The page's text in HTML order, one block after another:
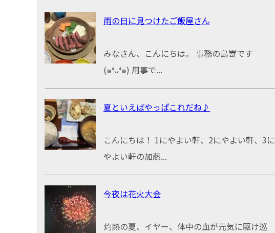
雨の日に見つけたご飯屋さん
みなさん、こんにちは。 事務の島嵜です
(๑❛ᴗ❛๑) 用事で...
夏といえばやっぱこれだね♪
こんにちは！ 1にやよい軒、2にやよい軒、3に
やよい軒の加藤...
今夜は花火大会
灼熱の夏、イヤー、体中の血が元気に駆け巡